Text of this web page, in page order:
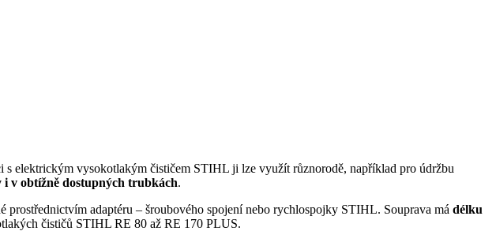
s elektrickým vysokotlakým čističem STIHL ji lze využít různorodě, například pro údržbu
i v obtížně dostupných trubkách.
adaptéru – šroubového spojení nebo rychlospojky STIHL. Souprava má délku
čističů STIHL RE 80 až RE 170 PLUS.